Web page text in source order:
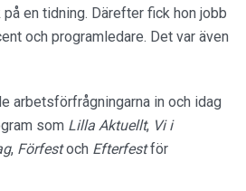
en tidning. Därefter fick hon jobb
och programledare. Det var även
arbetsförfrågningarna in och idag
som Lilla Aktuellt, Vi i
, Förfestoch Efterfestför